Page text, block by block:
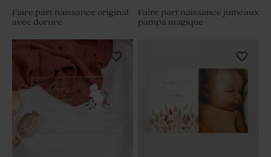
Faire part naissance original
avec dorure
Faire part naissance jumeaux
pampa magique